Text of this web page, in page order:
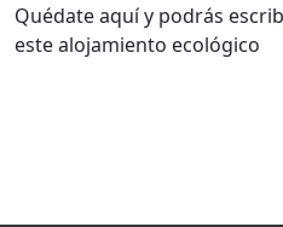
Quédate aquí y podrás
este alojamiento ecológico